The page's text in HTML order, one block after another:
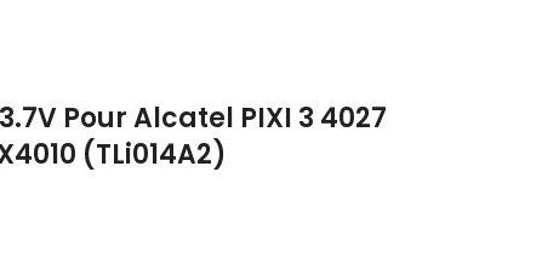
Pour Alcatel PIXI 3 4027
(TLi014A2)